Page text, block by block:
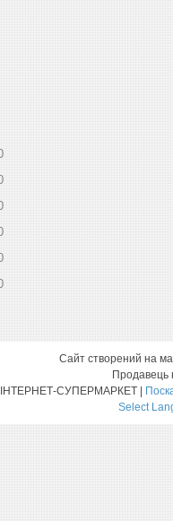
Сайт створений на
Продавець
Sat-ELLITE.Net ➤ ІНТЕРНЕТ-СУПЕРМАРКЕТ |
Select